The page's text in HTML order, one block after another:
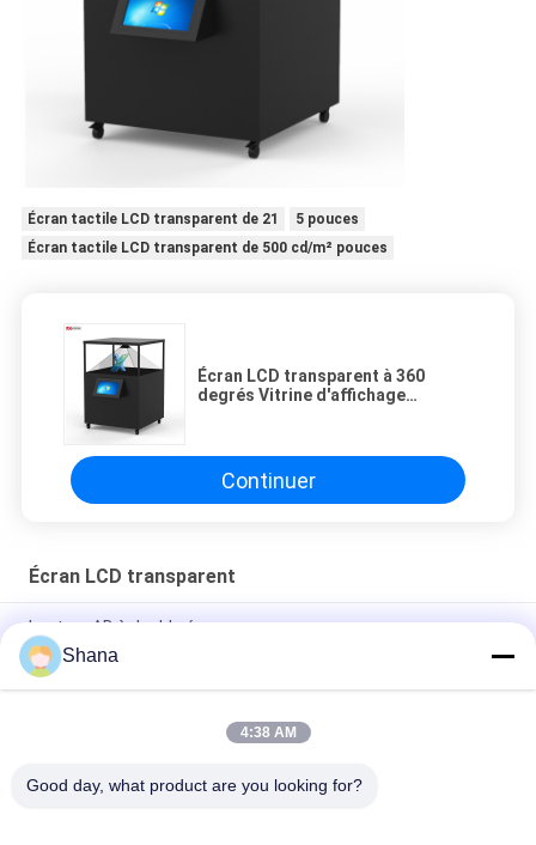
Écran tactile LCD transparent de 21
5 pouces
Écran tactile LCD transparent de 500 cd/m² pouces
Écran LCD transparent à 360
degrés Vitrine d'affichage
Continuer
Écran LCD transparent
Lecteur AD à double écran
Android 5.1 Écran LCD transparent, signalisation numérique
debout au sol
Affichage publicitaire à double face suspendu à la fenêtre de
Shana
4:38 AM
Good day, what product are you looking for?